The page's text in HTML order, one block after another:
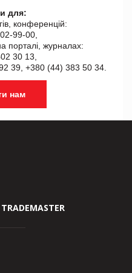
для:
конференцій:
99-00,
порталі, журналах:
30 13,
39, +380 (44) 383 50 34.
нам